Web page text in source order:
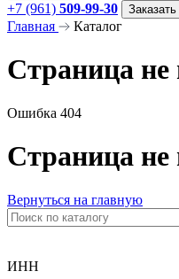
+7 (961) 509-99-30
Главная Каталог
Страница не
Ошибка 404
Страница не
Вернуться на главную
ИНН